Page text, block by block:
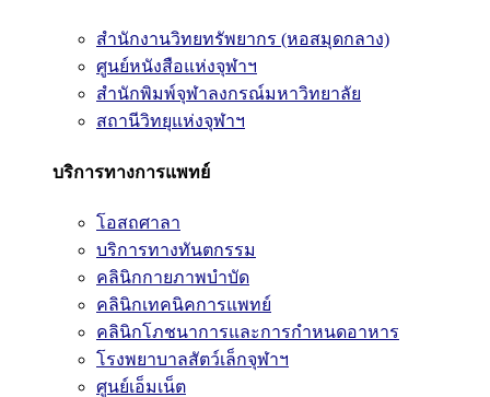
สำนักงานวิทยทรัพยากร (หอสมุดกลาง)
ศูนย์หนังสือแห่งจุฬาฯ
สำนักพิมพ์จุฬาลงกรณ์มหาวิทยาลัย
สถานีวิทยุแห่งจุฬาฯ
บริการทางการแพทย์
โอสถศาลา
บริการทางทันตกรรม
คลินิกกายภาพบำบัด
คลินิกเทคนิคการแพทย์
คลินิกโภชนาการและการกำหนดอาหาร
โรงพยาบาลสัตว์เล็กจุฬาฯ
ศูนย์เอ็มเน็ต